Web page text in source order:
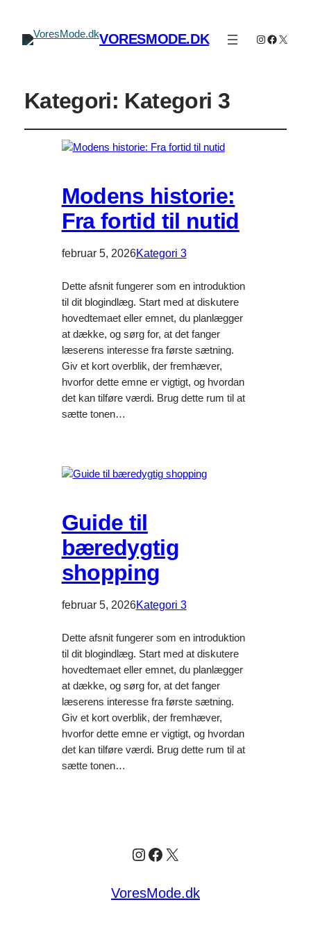
VORESMODE.DK Instagram
X
Kategori: Kategori 3
Modens historie:
Fra fortid til nutid
februar 5, 2026Kategori 3
Dette afsnit fungerer som en introduktion
til dit blogindlæg. Start med at diskutere
hovedtemaet eller emnet, du planlægger
at dække, og sørg for, at det fanger
læserens interesse fra første sætning.
Giv et kort overblik, der fremhæver,
hvorfor dette emne er vigtigt, og hvordan
det kan tilføre værdi. Brug dette rum til at
sætte tonen…
Guide til
bæredygtig
shopping
februar 5, 2026Kategori 3
Dette afsnit fungerer som en introduktion
til dit blogindlæg. Start med at diskutere
hovedtemaet eller emnet, du planlægger
at dække, og sørg for, at det fanger
læserens interesse fra første sætning.
Giv et kort overblik, der fremhæver,
hvorfor dette emne er vigtigt, og hvordan
det kan tilføre værdi. Brug dette rum til at
sætte tonen…
Instagram
Facebook
X
VoresMode.dk